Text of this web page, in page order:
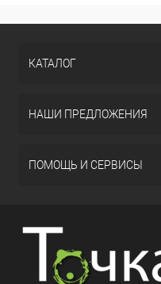
КАТАЛОГ
НАШИ ПРЕДЛОЖЕНИЯ
ПОМОЩЬ И СЕРВИСЫ